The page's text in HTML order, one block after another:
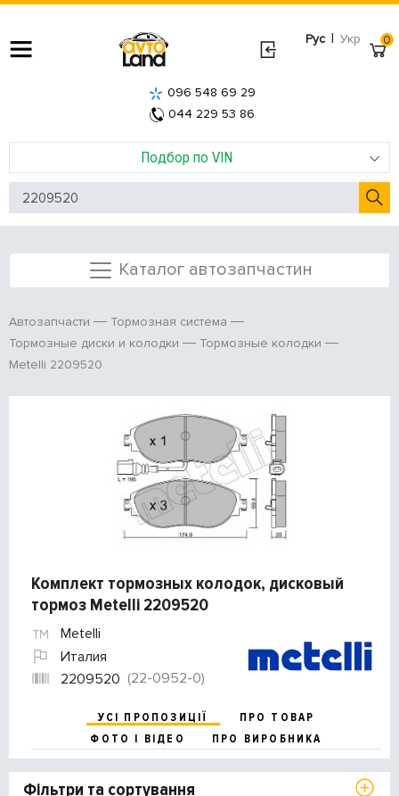
Рус | Укр
Подбор по VIN
096 548 69 29
044 229 53 86
0
Каталог автозапчастин
Автозапчасти
Тормозная система
Тормозные диски и колодки
Тормозные колодки
Metelli 2209520
Комплект тормозных колодок, дисковый
тормоз Metelli 2209520
Metelli
Италия
2209520 (22-0952-0)
УСІ ПРОПОЗИЦІЇ
ПРО ТОВАР
ФОТО І ВІДЕО
ПРО ВИРОБНИКА
Фільтри та сортування